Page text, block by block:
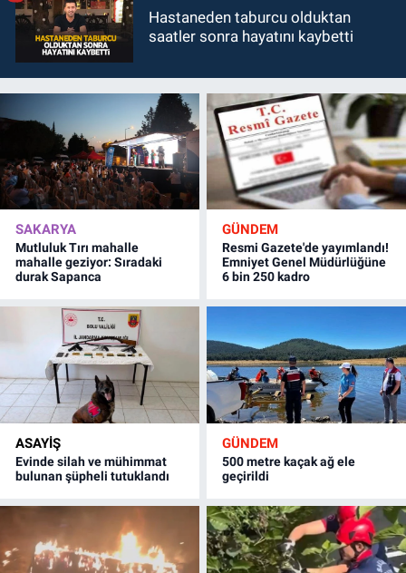
Hastaneden taburcu olduktan
saatler sonra hayatını kaybetti
SAKARYA
Mutluluk Tırı mahalle
mahalle geziyor: Sıradaki
durak Sapanca
GÜNDEM
Resmi Gazete'de yayımlandı!
Emniyet Genel Müdürlüğüne
6 bin 250 kadro
ASAYİŞ
Evinde silah ve mühimmat
bulunan şüpheli tutuklandı
GÜNDEM
500 metre kaçak ağ ele
geçirildi